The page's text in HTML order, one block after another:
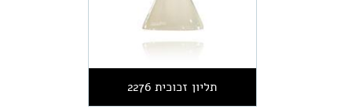
תליון זכוכית 2276